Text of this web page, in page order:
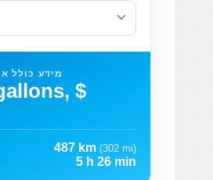
מידע כולל
$
487 km (302 mi)
5 h 26 min